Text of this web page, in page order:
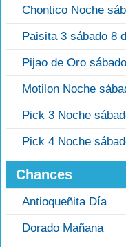
Chontico Noche
Paisita 3 sábado 8
Pijao de Oro
Motilon Noche
Pick 3 Noche
Pick 4 Noche
Chances
Antioqueñita Día
Dorado Mañana